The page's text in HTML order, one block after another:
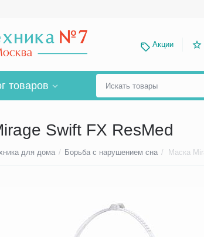
Акции
товаров
Swift FX ResMed
для дома / Борьба с нарушением сна / Маска